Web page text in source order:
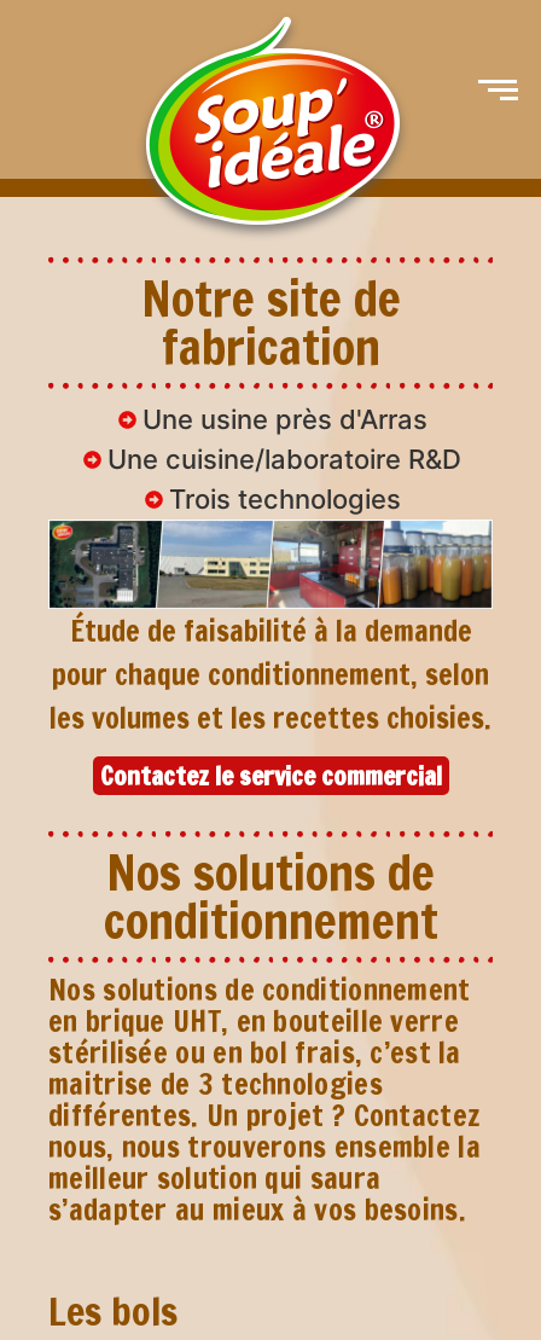
Notre site de
fabrication
Une usine près d'Arras
Une cuisine/laboratoire R&D
Trois technologies
Étude de faisabilité à la demande
pour chaque conditionnement, selon
les volumes et les recettes choisies.
Contactez le service commercial
Nos solutions de
conditionnement
Nos solutions de conditionnement
en brique UHT, en bouteille verre
stérilisée ou en bol frais, c’est la
maitrise de 3 technologies
différentes. Un projet ? Contactez
nous, nous trouverons ensemble la
meilleur solution qui saura
s’adapter au mieux à vos besoins.
Les bols